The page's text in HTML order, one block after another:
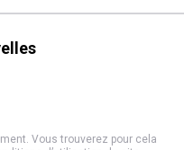
Vous trouverez pour cela